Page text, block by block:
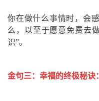
你在做什么事情时，会
么，以至于愿意免费去
识”。
金句三：幸福的终极秘诀